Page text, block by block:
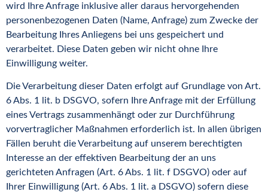
wird Ihre Anfrage inklusive aller daraus hervorgehenden
personenbezogenen Daten (Name, Anfrage) zum Zwecke der
Bearbeitung Ihres Anliegens bei uns gespeichert und
verarbeitet. Diese Daten geben wir nicht ohne Ihre
Einwilligung weiter.
Die Verarbeitung dieser Daten erfolgt auf Grundlage von Art.
6 Abs. 1 lit. b DSGVO, sofern Ihre Anfrage mit der Erfüllung
eines Vertrags zusammenhängt oder zur Durchführung
vorvertraglicher Maßnahmen erforderlich ist. In allen übrigen
Fällen beruht die Verarbeitung auf unserem berechtigten
Interesse an der effektiven Bearbeitung der an uns
gerichteten Anfragen (Art. 6 Abs. 1 lit. f DSGVO) oder auf
Ihrer Einwilligung (Art. 6 Abs. 1 lit. a DSGVO) sofern diese